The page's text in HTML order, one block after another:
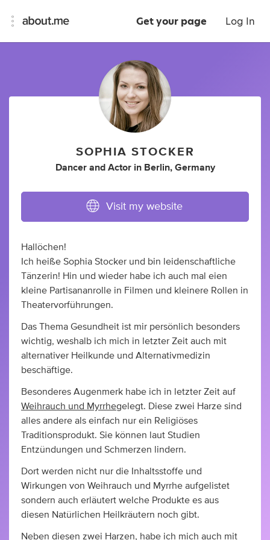
Get your page Log In
SOPHIA STOCKER
Dancer and Actor in Berlin, Germany
Visit my website
Hallöchen!
Ich heiße Sophia Stocker und bin leidenschaftliche
Tänzerin! Hin und wieder habe ich auch mal eien
kleine Partisananrolle in Filmen und kleinere Rollen in
Theatervorführungen.
Das Thema Gesundheit ist mir persönlich besonders
wichtig, weshalb ich mich in letzter Zeit auch mit
alternativer Heilkunde und Alternativmedizin
beschäftige.
Besonderes Augenmerk habe ich in letzter Zeit auf
Weihrauch und Myrrhegelegt. Diese zwei Harze sind
alles andere als einfach nur ein Religiöses
Traditionsprodukt. Sie können laut Studien
Entzündungen und Schmerzen lindern.
Dort werden nicht nur die Inhaltsstoffe und
Wirkungen von Weihrauch und Myrrhe aufgelistet
sondern auch erläutert welche Produkte es aus
diesen Natürlichen Heilkräutern noch gibt.
Neben diesen zwei Harzen, habe ich mich auch mit